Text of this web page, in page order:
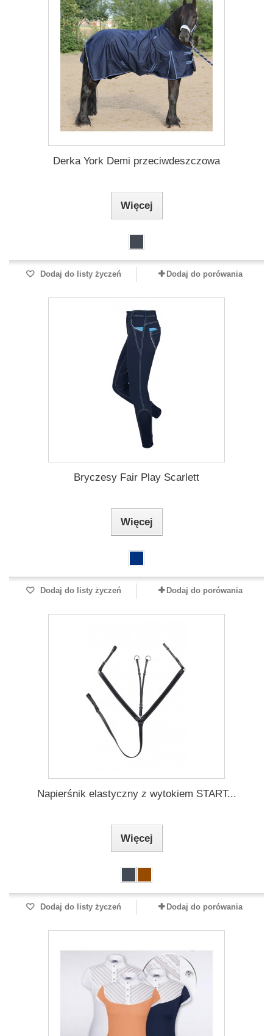
Derka York Demi przeciwdeszczowa
Więcej
Dodaj do listy życzeń Dodaj do porówania
Bryczesy Fair Play Scarlett
Więcej
Dodaj do listy życzeń Dodaj do porówania
Napierśnik elastyczny z wytokiem START...
Więcej
Dodaj do listy życzeń Dodaj do porówania